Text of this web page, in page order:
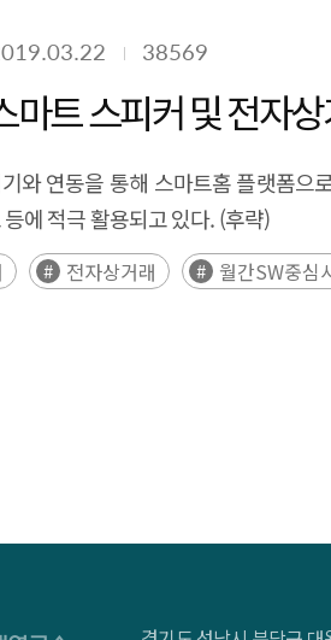
38569
마트 스피커 및 전자
와 연동을 통해 스마트홈 플랫폼
에 적극 활용되고 있다. (후략)
전자상거래 월간SW중심